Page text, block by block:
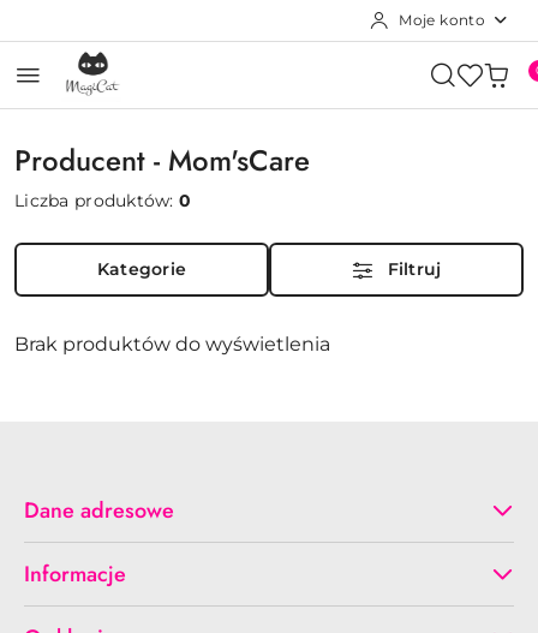
Moje konto
Producent - Mom'sCare
Liczba produktów:0
Kategorie Filtruj
Brak produktów do wyświetlenia
Dane adresowe
Informacje